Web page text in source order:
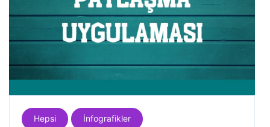
Hepsi İnfografikler